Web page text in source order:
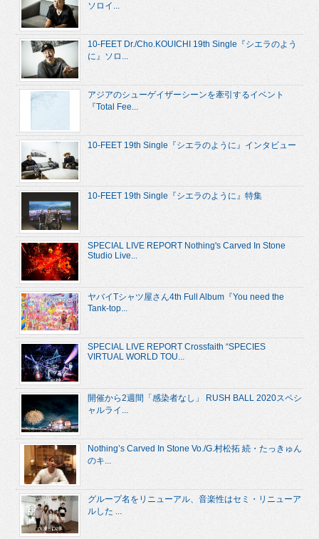
ソロイ...
10-FEET Dr./Cho.KOUICHI 19th Single『シエラのよう
に』ソロ...
アジアのシューゲイザーシーンを牽引するイベント
『Total Fee...
10-FEET 19th Single『シエラのように』インタビュー
10-FEET 19th Single『シエラのように』特集
SPECIAL LIVE REPORT Nothing's Carved In Stone
Studio Live...
ヤバイTシャツ屋さん4th Full Album『You need the
Tank-top...
SPECIAL LIVE REPORT Crossfaith “SPECIES
VIRTUAL WORLD TOU...
開催から2週間「感染者なし」 RUSH BALL 2020スペシ
ャルライ...
Nothing’s Carved In Stone Vo./G.村松拓 続・たっきゅん
のキ...
グループ名をリニューアル、音楽性はセミ・リニューア
ルした ...